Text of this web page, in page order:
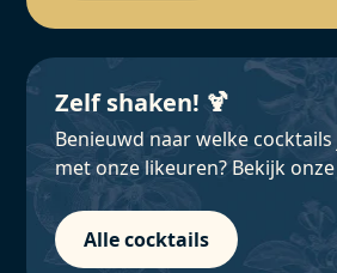
Zelf shaken! 🍹
Benieuwd naar welke
met onze likeuren? Bekijk
Alle cocktails